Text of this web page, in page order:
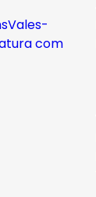
Vales-
com